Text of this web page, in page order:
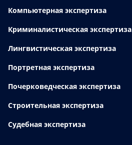
Компьютерная экспертиза
Криминалистическая экспертиза
Лингвистическая экспертиза
Портретная экспертиза
Почерковедческая экспертиза
Строительная экспертиза
Судебная экспертиза